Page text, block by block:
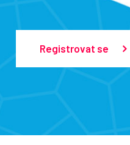
Registrovat se